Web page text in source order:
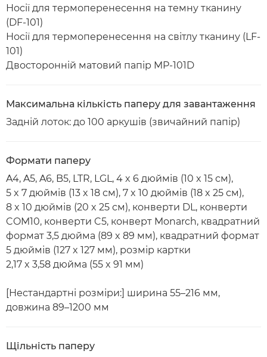
Носії для термоперенесення на темну тканину
(DF-101)
Носії для термоперенесення на світлу тканину (LF-
101)
Двосторонній матовий папір MP-101D
Максимальна кількість паперу для завантаження
Задній лоток: до 100 аркушів (звичайний папір)
Формати паперу
A4, A5, A6, B5, LTR, LGL, 4 x 6 дюймів (10 x 15 см),
5 x 7 дюймів (13 x 18 см), 7 x 10 дюймів (18 x 25 см),
8 x 10 дюймів (20 x 25 см), конверти DL, конверти
COM10, конверти C5, конверт Monarch, квадратний
формат 3,5 дюйма (89 x 89 мм), квадратний формат
5 дюймів (127 x 127 мм), розмір картки
2,17 x 3,58 дюйма (55 x 91 мм)
[Нестандартні розміри:] ширина 55–216 мм,
довжина 89–1200 мм
Щільність паперу